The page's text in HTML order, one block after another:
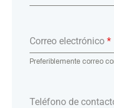
Correo electrónico *
Preferiblemente correo
Teléfono de